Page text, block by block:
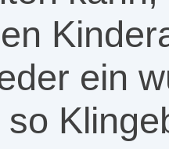
ein